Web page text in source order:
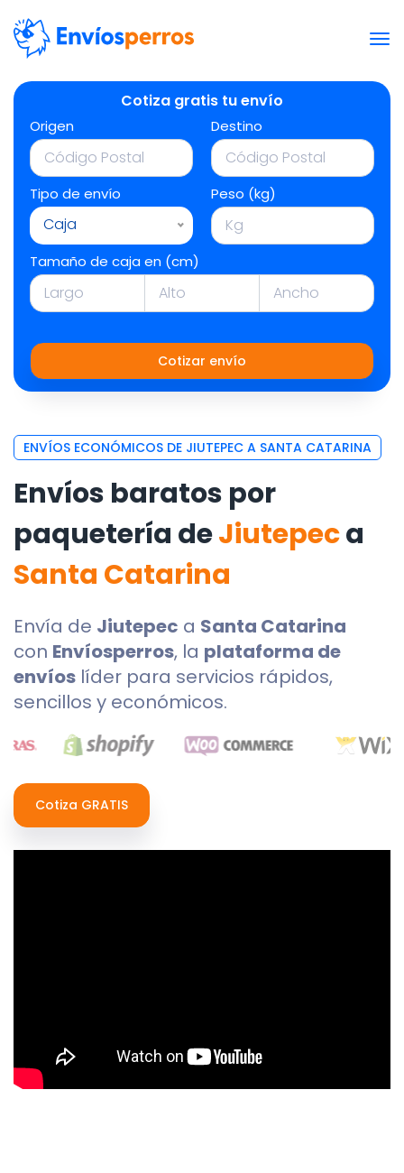
Cotiza gratis tu envío
Origen Destino
Tipo de envío
Caja
Peso (kg)
Tamaño de caja en (cm)
Cotizar envío
ENVÍOS ECONÓMICOS DE JIUTEPEC A SANTA CATARINA
Envíos baratos por
paquetería deJiutepeca
Santa Catarina
Envía de Jiutepec a Santa Catarina
con Envíosperros, la plataforma de
envíos líder para servicios rápidos,
sencillos y económicos.
Cotiza GRATIS